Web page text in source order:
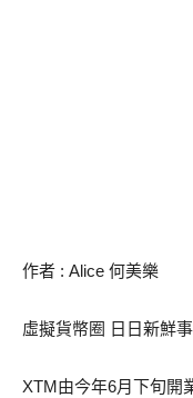
作者 : Alice 何美樂
虛擬貨幣圈 日日新鮮事
XTM由今年6月下旬開